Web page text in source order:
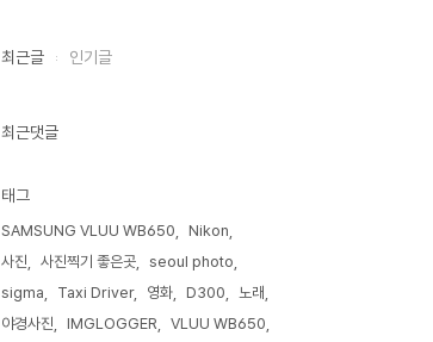
최근글 인기글
최근댓글
태그
SAMSUNG VLUU WB650
Nikon
사진
사진찍기 좋은곳
seoul photo
sigma
Taxi Driver 영화 D300
노래
야경사진
IMGLOGGER
VLUU WB650